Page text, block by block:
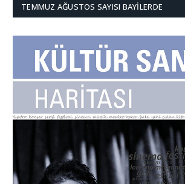
TEMMUZ AĞUSTOS SAYISI BAYILERDE